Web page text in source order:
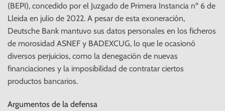
(BEPI), concedido por el Juzgado de Primera Instancia nº 6 de
Lleida en julio de 2022. A pesar de esta exoneración,
Deutsche Bank mantuvo sus datos personales en los ficheros
de morosidad ASNEF y BADEXCUG, lo que le ocasionó
diversos perjuicios, como la denegación de nuevas
financiaciones y la imposibilidad de contratar ciertos
productos bancarios.
Argumentos de la defensa